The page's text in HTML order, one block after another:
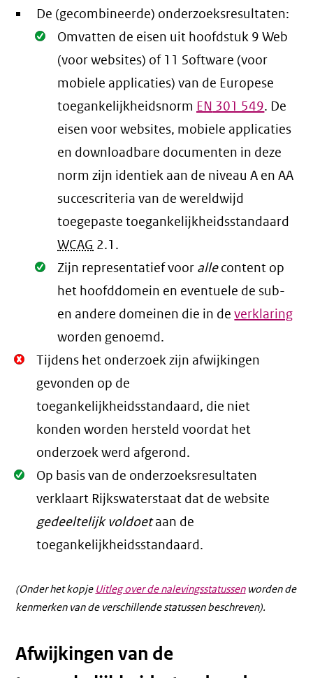
De (gecombineerde) onderzoeksresultaten:
Oké.
Omvatten de eisen uit hoofdstuk 9 Web
(voor websites) of 11 Software (voor
mobiele applicaties) van de Europese
toegankelijkheidsnorm EN 301 549. De
eisen voor websites, mobiele applicaties
en downloadbare documenten in deze
norm zijn identiek aan de niveau A en AA
succescriteria van de wereldwijd
toegepaste toegankelijkheidsstandaard
WCAG 2.1 .
Oké.
Zijn representatief voor allecontent op
het hoofddomein en eventuele de sub-
en andere domeinen die in deverklaring
worden genoemd.
Niet
Oké.
Tijdens het onderzoek zijn afwijkingen
gevonden op de
toegankelijkheidsstandaard, die niet
konden worden hersteld voordat het
onderzoek werd afgerond.
Oké.
Op basis van de onderzoeksresultaten
verklaart Rijkswaterstaat dat de website
gedeeltelijk voldoetaan de
toegankelijkheidsstandaard.
(Onder het kopje Uitleg over de nalevingsstatussenworden de
kenmerken van de verschillende statussen beschreven).
Afwijkingen van de